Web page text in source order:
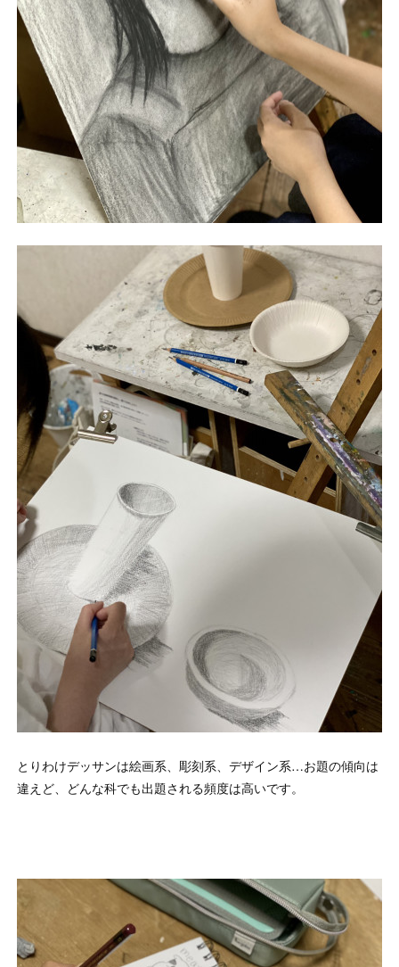
とりわけデッサンは絵画系、彫刻系、デザイン系…お題の傾向は
違えど、どんな科でも出題される頻度は高いです。